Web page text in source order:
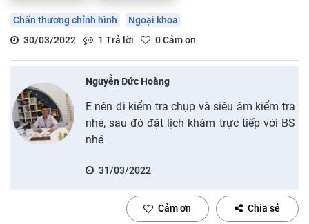
Chấn thương chỉnh hình
Ngoại khoa
30/03/2022
1 Trả lời 0Cảm ơn
Nguyễn Đức Hoàng
E nên đi kiểm tra chụp và siêu âm kiểm tra
nhé, sau đó đặt lịch khám trực tiếp với BS
nhé
31/03/2022
Cảm ơn Chia sẻ